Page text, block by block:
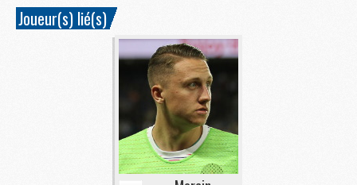
Joueur(s) lié(s)